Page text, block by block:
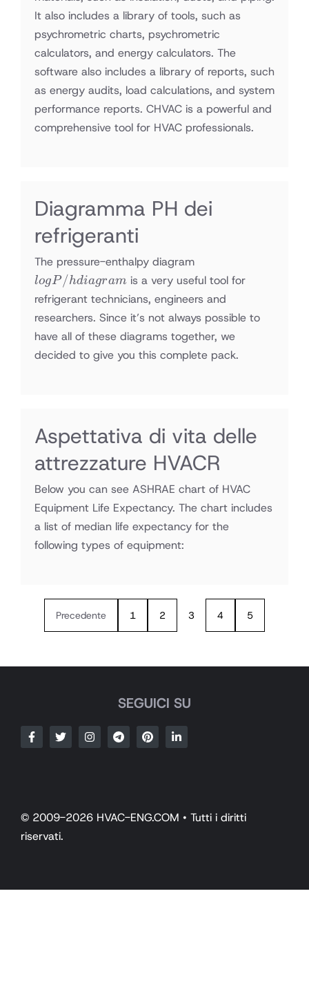
It also includes a library of tools, such as
psychrometric charts, psychrometric
calculators, and energy calculators. The
software also includes a library of reports, such
as energy audits, load calculations, and system
performance reports. CHVAC is a powerful and
comprehensive tool for HVAC professionals.
Diagramma PH dei
refrigeranti
The pressure-enthalpy diagram
diagram
logP/hdiagramis a very useful tool for
refrigerant technicians, engineers and
researchers. Since it’s not always possible to
have all of these diagrams together, we
decided to give you this complete pack.
Aspettativa di vita delle
attrezzature HVACR
Below you can see ASHRAE chart of HVAC
Equipment Life Expectancy. The chart includes
a list of median life expectancy for the
following types of equipment:
Precedente 1 2 3 4 5
SEGUICI SU
© 2009-2026 HVAC-ENG.COM • Tutti i diritti
riservati.